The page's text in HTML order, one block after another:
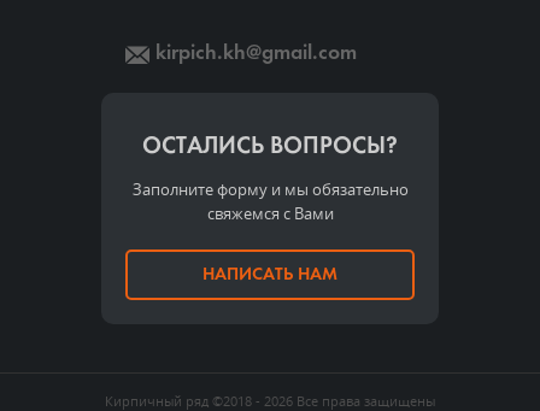
kirpich.kh@gmail.com
ОСТАЛИСЬ ВОПРОСЫ?
Заполните форму и мы обязательно
свяжемся с Вами
НАПИСАТЬ НАМ
Кирпичный ряд ©2018 - 2026 Все права защищены